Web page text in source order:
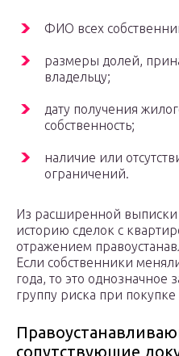
ФИО всех
размеры долей,
владельцу;
дату получения
собственность;
наличие или
ограничений.
Из расширенной выписки
историю сделок с
отражением
Если собственники
года, то это однозначное
группу риска при
сопутствующие